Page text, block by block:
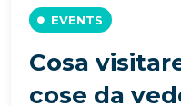
EVENTS
Cosa
cose da